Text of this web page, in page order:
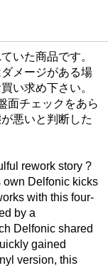
いた商品です。
メージがある場
い求め下さい。
面チェックをあら
悪いと判断した
rework story ?
own Delfonic kicks
with this four-
by a
Delfonic shared
gained
version, this